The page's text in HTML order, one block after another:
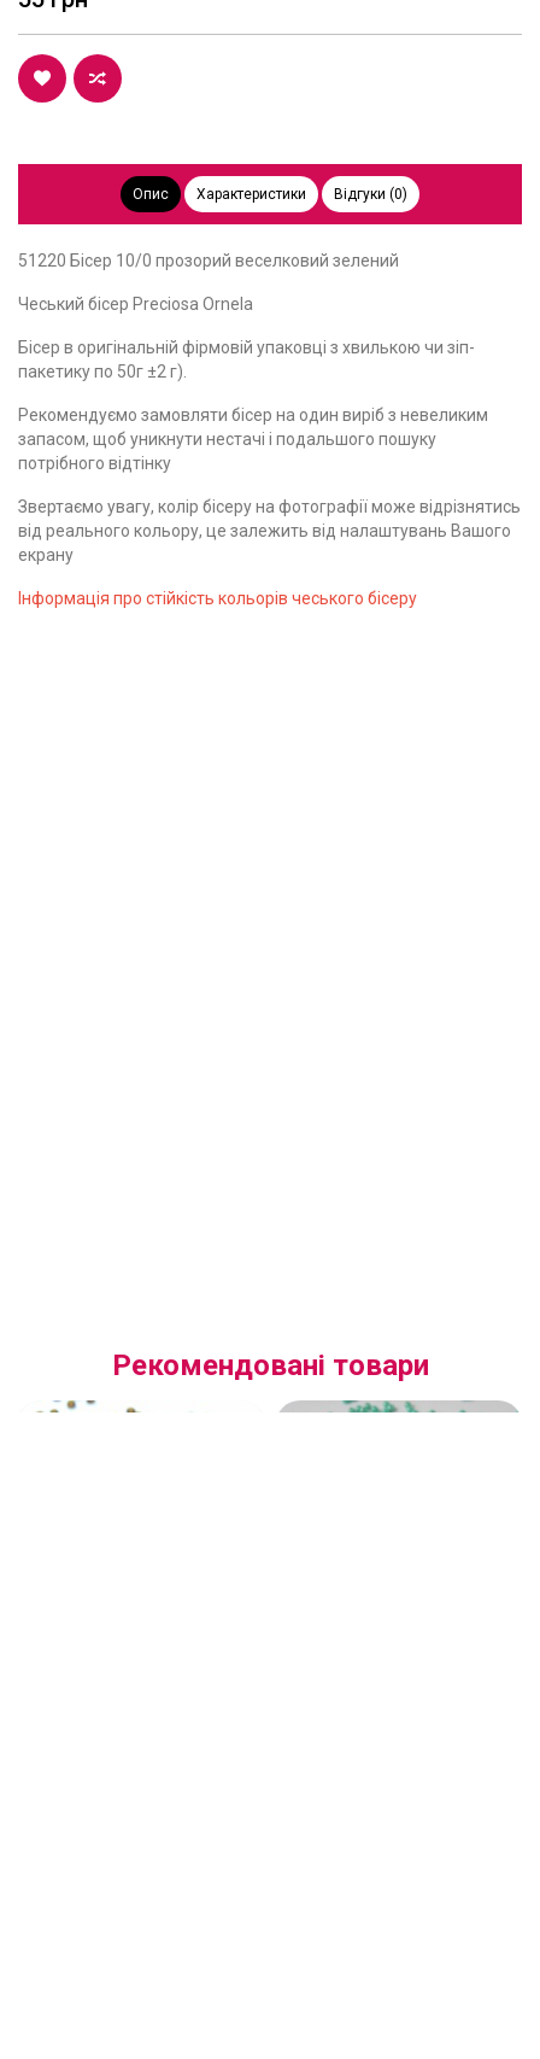
Опис Характеристики Відгуки (0)
51220 Бісер 10/0 прозорий веселковий зелений
Чеський бісер Preciosa Ornela
Бісер в оригінальній фірмовій упаковці з хвилькою чи зіп-
пакетику по 50г ±2 г).
Рекомендуємо замовляти бісер на один виріб з невеликим
запасом, щоб уникнути нестачі і подальшого пошуку
потрібного відтінку
Звертаємо увагу, колір бісеру на фотографії може відрізнятись
від реального кольору, це залежить від налаштувань Вашого
екрану
Інформація про стійкість кольорів чеського бісеру
Рекомендовані товари